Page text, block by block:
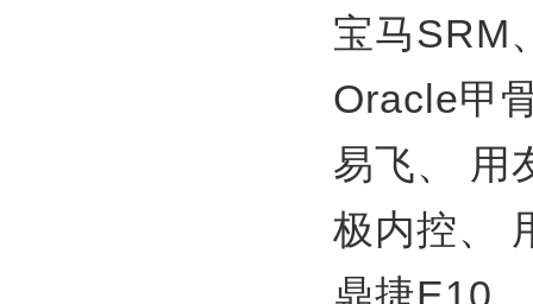
宝马SRM
Oracle甲
易飞、
用
极内控、
鼎捷E10、